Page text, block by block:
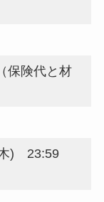
保険代と材
) 23:59